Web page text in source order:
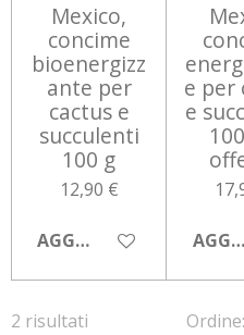
Mexico,
concime
bioenergizz
ante per
cactus e
succulenti
100 g
12,90 €
AGGIUNGI AL CARRELLO
e per
e
2 risultati Ordine: